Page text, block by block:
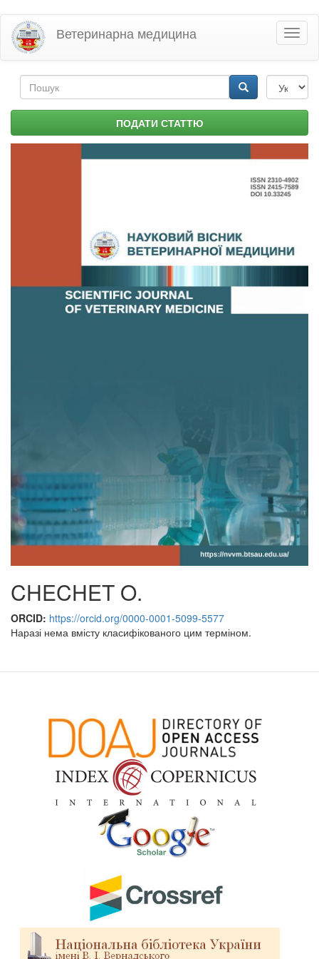
Перейти
основного
матеріалу
Ветеринарна медицина
Пошукова
форма ПОДАТИ СТАТТЮ
CHECHET O.
ORCID: https://orcid.org/0000-0001-5099-5577
Наразі нема вмісту класифікованого цим терміном.